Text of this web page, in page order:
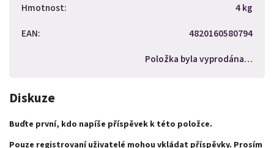
Hmotnost:
4 kg
EAN:
4820160580794
Položka byla vyprodána…
Diskuze
Buďte první, kdo napíše příspěvek k této položce.
Pouze registrovaní uživatelé mohou vkládat příspěvky. Prosím